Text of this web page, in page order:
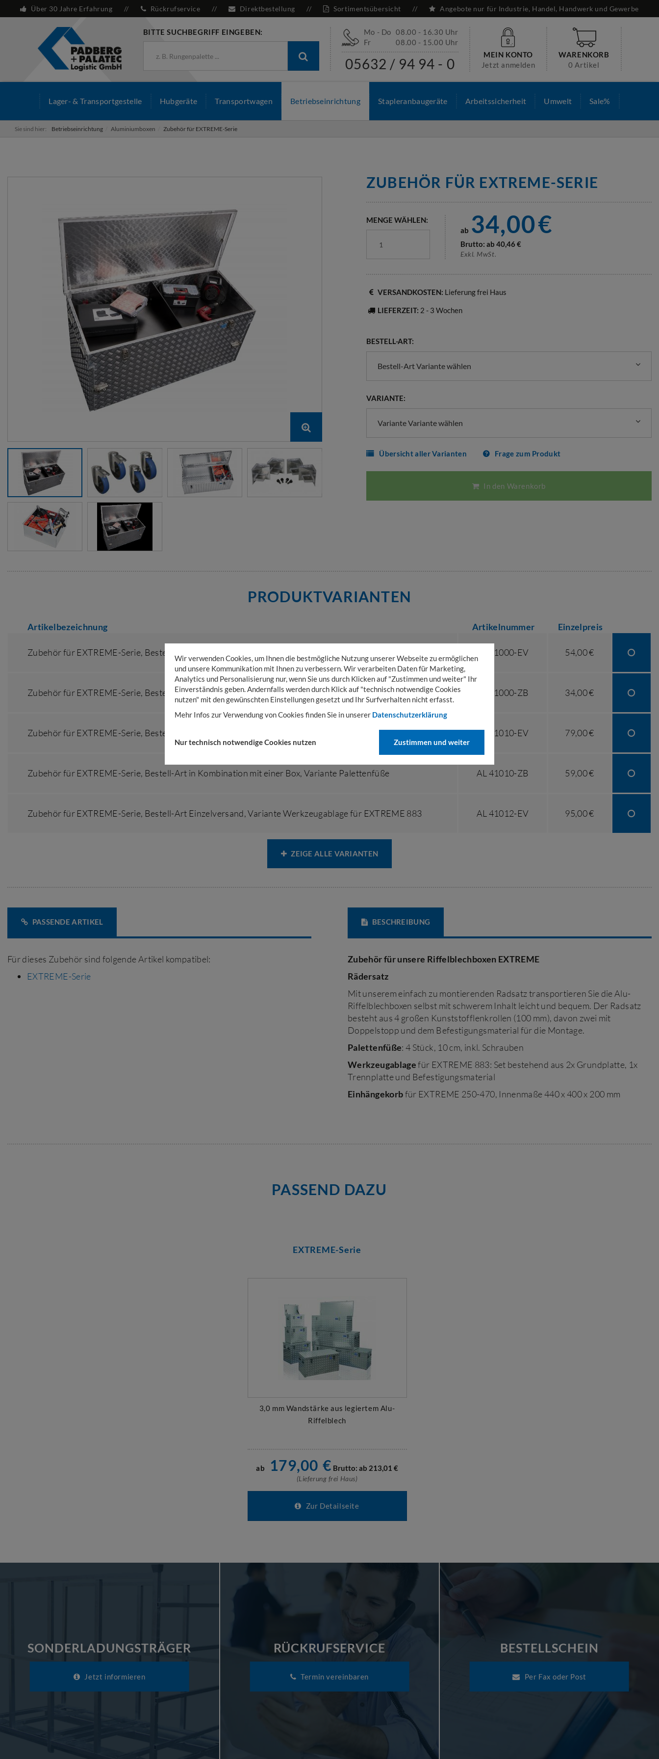
Über 30 Jahre Erfahrung Rückrufservice Direktbestellung Sortimentsübersicht Angebote nur für Industrie, Handel, Handwerk und Gewerbe
BITTE SUCHBEGRIFF EINGEBEN: Mo - Do 08.00 - 16.30 Uhr
Fr
08.00 - 15.00 Uhr
05632 / 94 94 - 0
MEIN KONTO
Jetzt anmelden
WARENKORB
0 Artikel
Lager- & Transportgestelle Hubgeräte Transportwagen Betriebseinrichtung Stapleranbaugeräte Arbeitssicherheit Umwelt Sale%
Sie sind hier: Betriebseinrichtung Aluminiumboxen Zubehör für EXTREME-Serie
ZUBEHÖR FÜR EXTREME-SERIE
MENGE WÄHLEN:
ab 34,00€
Brutto: ab 40,46€
Exkl. MwSt.
VERSANDKOSTEN: Lieferung frei Haus
LIEFERZEIT: 2 - 3 Wochen
BESTELL-ART:
Bestell-Art Variante wählen
VARIANTE:
Variante Variante wählen
Übersicht aller Varianten Frage zum Produkt
In den Warenkorb
PRODUKTVARIANTEN
Artikelbezeichnung Artikelnummer Einzelpreis
Zubehör für EXTREME-Serie, Bestell-Art Einzelversand AL 41000-EV 54,00 €
Zubehör für EXTREME-Serie, Bestell-Art in Kombination mit einer Box,Variante Rädersatz AL 41000-ZB 34,00 €
Zubehör für EXTREME-Serie, Bestell-Art Einzelversand AL 41010-EV 79,00 €
Zubehör für EXTREME-Serie, Bestell-Art in Kombination mit einer Box, Variante Palettenfüße AL 41010-ZB 59,00 €
Zubehör für EXTREME-Serie, Bestell-Art Einzelversand,Variante Werkzeugablage für EXTREME 883 AL 41012-EV 95,00 €
ZEIGE ALLE VARIANTEN
PASSENDE ARTIKEL
Für dieses Zubehör sind folgende Artikel kompatibel:
EXTREME-Serie
BESCHREIBUNG
Zubehör für unsere Riffelblechboxen EXTREME
Rädersatz
Mit unserem einfach zu montierenden Radsatz transportieren Sie die Alu-
Riffelblechboxen selbst mit schwerem Inhalt leicht und bequem. Der Radsatz
besteht aus 4 großen Kunststofflenkrollen (100 mm), davon zwei mit
Doppelstopp und dem Befestigungsmaterial für die Montage.
Palettenfüße: 4 Stück, 10 cm, inkl. Schrauben
Werkzeugablagefür EXTREME 883: Set bestehend aus 2x Grundplatte, 1x
Trennplatte und Befestigungsmaterial
Einhängekorbfür EXTREME 250-470, Innenmaße 440 x 400 x 200 mm
PASSEND DAZU
EXTREME-Serie
3,0 mm Wandstärke aus legiertem Alu-
Riffelblech
ab 179,00 € Brutto: ab 213,01 €
(Lieferung frei Haus)
Zur Detailseite
SONDERLADUNGSTRÄGER
Jetzt informieren
RÜCKRUFSERVICE
Termin vereinbaren
BESTELLSCHEIN
Per Fax oder Post
Wir verwenden Cookies, um Ihnen die bestmögliche Nutzung unserer Webseite zu ermöglichen
und unsere Kommunikation mit Ihnen zu verbessern. Wir verarbeiten Daten für Marketing,
Analytics und Personalisierung nur, wenn Sie uns durch Klicken auf "Zustimmen und weiter" Ihr
Einverständnis geben. Andernfalls werden durch Klick auf "technisch notwendige Cookies
nutzen" mit den gewünschten Einstellungen gesetzt und Ihr Surfverhalten nicht erfasst.
Mehr Infos zur Verwendung von Cookies finden Sie in unserer Datenschutzerklärung
Nur technisch notwendige Cookies nutzen Zustimmen und weiter